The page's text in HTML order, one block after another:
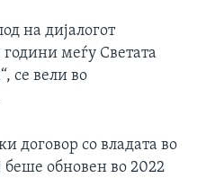
на дијалогот
години меѓу Светата
се вели во
договор со владата во
беше обновен во 2022